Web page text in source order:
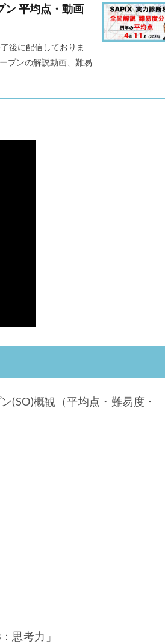
ン 平均点・動画
後に配信しておりま
プンの解説動画、難易
(SO)概観（平均点・難易度・
思考力」